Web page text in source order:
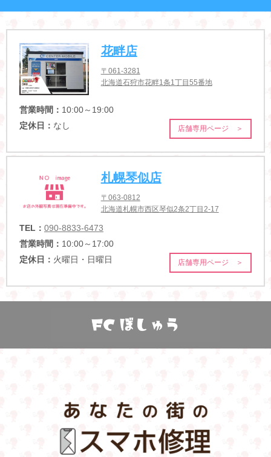
花畔店
〒061-3281
北海道石狩市花畔1条1丁目55番地
営業時間： 10:00～19:00
定休日： なし 店舗専用ページ ＞
札幌琴似店
〒063-0812
北海道札幌市西区琴似2条2丁目2-17
TEL： 090-8833-6473
営業時間： 10:00～17:00
定休日： 火曜日・日曜日 店舗専用ページ ＞